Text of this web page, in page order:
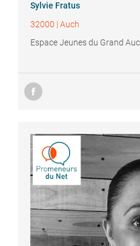
Sylvie Fratus
32000 | Auch
Espace Jeunes du Grand